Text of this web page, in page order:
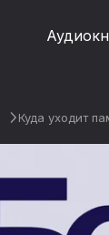
Куда уходит